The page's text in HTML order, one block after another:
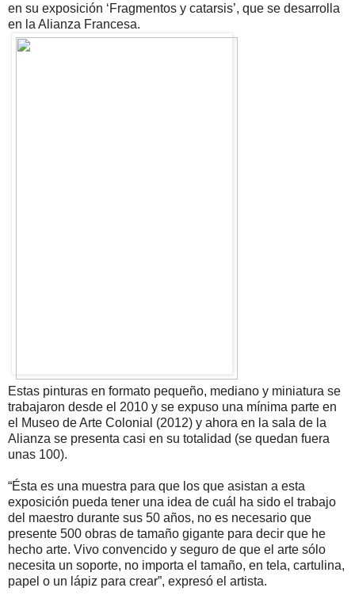
en su exposición ‘Fragmentos y catarsis’, que se desarrolla
en la Alianza Francesa.
Estas pinturas en formato pequeño, mediano y miniatura se
trabajaron desde el 2010 y se expuso una mínima parte en
el Museo de Arte Colonial (2012) y ahora en la sala de la
Alianza se presenta casi en su totalidad (se quedan fuera
unas 100).
“Ésta es una muestra para que los que asistan a esta
exposición pueda tener una idea de cuál ha sido el trabajo
del maestro durante sus 50 años, no es necesario que
presente 500 obras de tamaño gigante para decir que he
hecho arte. Vivo convencido y seguro de que el arte sólo
necesita un soporte, no importa el tamaño, en tela, cartulina,
papel o un lápiz para crear”, expresó el artista.